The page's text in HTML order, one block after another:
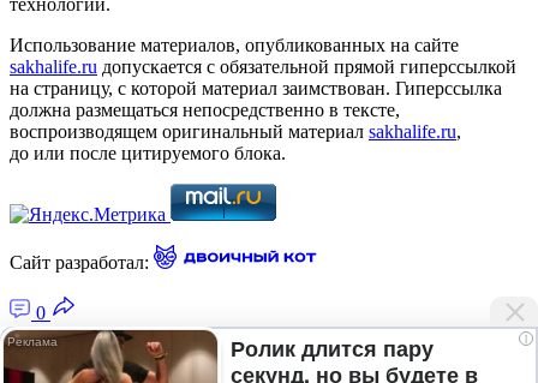
технологии.
Использование материалов, опубликованных на сайте
sakhalife.ru допускается с обязательной прямой гиперссылкой
на страницу, с которой материал заимствован. Гиперссылка
должна размещаться непосредственно в тексте,
воспроизводящем оригинальный материал sakhalife.ru,
до или после цитируемого блока.
Сайт разработал:
0
i
Ролик длится пару
секунд, но вы будете в